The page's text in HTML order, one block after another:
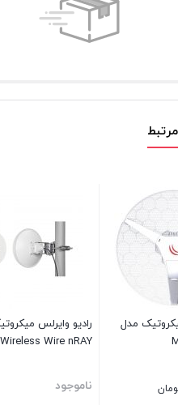
مدل
رادیو وایرلس
Wireless Wire nRAY
ناموجود